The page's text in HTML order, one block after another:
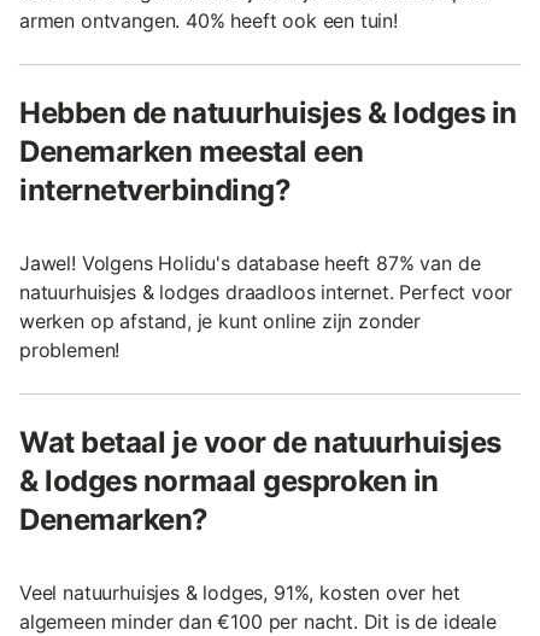
armen ontvangen. 40% heeft ook een tuin!
Hebben de natuurhuisjes & lodges in
Denemarken meestal een
internetverbinding?
Jawel! Volgens Holidu's database heeft 87% van de
natuurhuisjes & lodges draadloos internet. Perfect voor
werken op afstand, je kunt online zijn zonder
problemen!
Wat betaal je voor de natuurhuisjes
& lodges normaal gesproken in
Denemarken?
Veel natuurhuisjes & lodges, 91%, kosten over het
algemeen minder dan €100 per nacht. Dit is de ideale